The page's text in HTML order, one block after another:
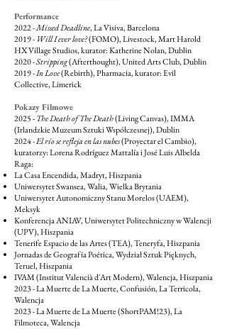
Performance
2022 -Missed Deadline, La Visiva, Barcelona
2019 - Will I ever love?(FOMO), Livestock, Mart Harold
HX Village Studios, kurator: Katherine Nolan, Dublin
2020 -Stripping(Afterthought), United Arts Club, Dublin
2019 -In Love(Rebirth), Pharmacia, kurator: Evil
Collective, Limerick
Pokazy Filmowe
2025 -The Death of The Death(Living Canvas), IMMA
(Irlandzkie Muzeum Sztuki Współczesnej), Dublin
2024 -El río se refleja en las nubes(Proyectar el Cambio),
kuratorzy: Lorena Rodríguez Mattalía i José Luis Albelda
Raga:
La Casa Encendida, Madryt, Hiszpania
Uniwersytet Swansea, Walia, Wielka Brytania
Uniwersytet Autonomiczny Stanu Morelos (UAEM),
Meksyk
Konferencja ANIAV, Uniwersytet Politechniczny w Walencji
(UPV), Hiszpania
Tenerife Espacio de las Artes (TEA), Teneryfa, Hiszpania
Jornadas de Geografía Poética, Wydział Sztuk Pięknych,
Teruel, Hiszpania
IVAM (Institut Valencià d'Art Modern), Walencja, Hiszpania
2023 - La Muerte de La Muerte, Confusión, La Terricola,
Walencja
2023 - La Muerte de La Muerte (ShortPAM!23), La
Filmoteca, Walencja